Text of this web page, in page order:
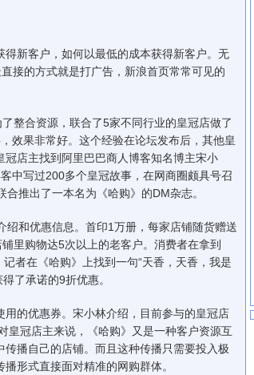
新客户，如何以最低的成本获得新客户。无
接的方式就是打广告，新浪首页常常可见的
整合资源，联合了5家不同行业的皇冠店做了
效果非常好。这个经验在论坛发布后，其他皇
店主找到阿里巴巴商人博客知名博主宋小
中写过200多个皇冠故事，在网商圈颇具号召
推出了一本名为《哈购》的DM杂志。
和优惠信息。首印1万册，每家店铺随货赠送
里购物达5次以上的老客户。消费者在拿到
者在《哈购》上找到一句“天香，天香，我是
了承诺的9折优惠。
的优惠券。宋小林介绍，目前参与的皇冠店
皇冠店主来说，《哈购》又是一种客户资源互
播自己的店铺。而且这种传播只需要投入极
形式直接面对精准的网购群体。